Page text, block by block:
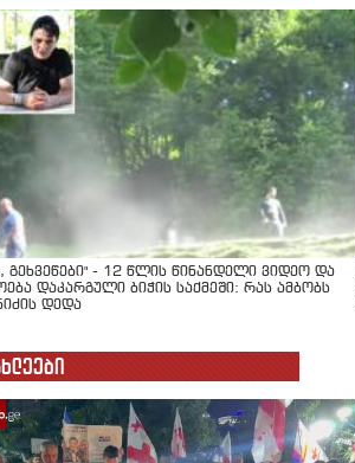
გეხვეწები" - 12 წლის წინანდელი ვიდეო და
დაკარგული ბიჭის საქმეში: რას ამბობს
დედა